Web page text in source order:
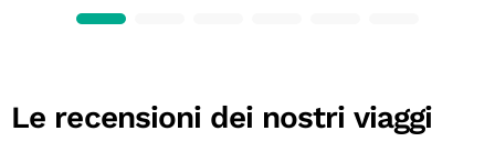
Le recensioni dei nostri viaggi